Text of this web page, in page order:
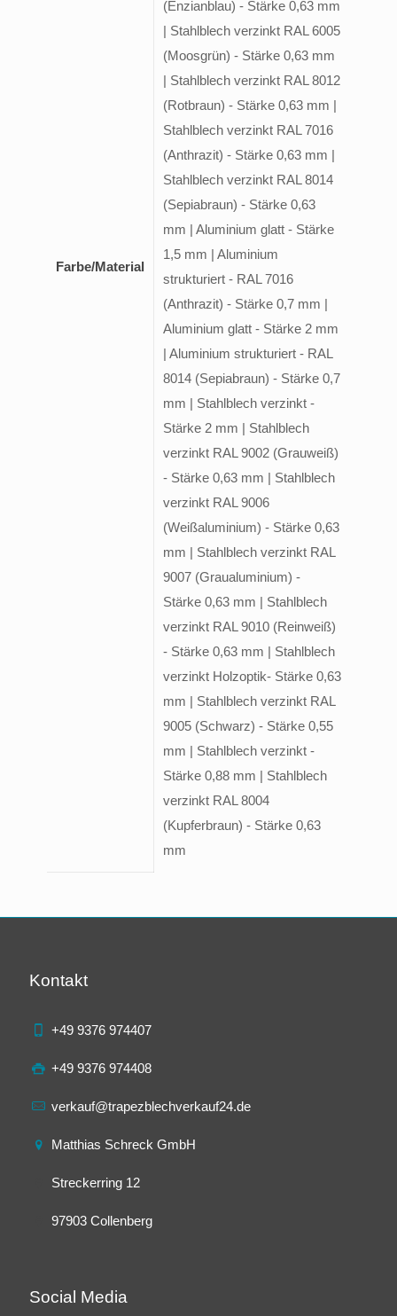
Farbe/Material
(Enzianblau) - Stärke 0,63 mm
| Stahlblech verzinkt RAL 6005
(Moosgrün) - Stärke 0,63 mm
| Stahlblech verzinkt RAL 8012
(Rotbraun) - Stärke 0,63 mm |
Stahlblech verzinkt RAL 7016
(Anthrazit) - Stärke 0,63 mm |
Stahlblech verzinkt RAL 8014
(Sepiabraun) - Stärke 0,63
mm | Aluminium glatt - Stärke
1,5 mm | Aluminium
strukturiert - RAL 7016
(Anthrazit) - Stärke 0,7 mm |
Aluminium glatt - Stärke 2 mm
| Aluminium strukturiert - RAL
8014 (Sepiabraun) - Stärke 0,7
mm | Stahlblech verzinkt -
Stärke 2 mm | Stahlblech
verzinkt RAL 9002 (Grauweiß)
- Stärke 0,63 mm | Stahlblech
verzinkt RAL 9006
(Weißaluminium) - Stärke 0,63
mm | Stahlblech verzinkt RAL
9007 (Graualuminium) -
Stärke 0,63 mm | Stahlblech
verzinkt RAL 9010 (Reinweiß)
- Stärke 0,63 mm | Stahlblech
verzinkt Holzoptik- Stärke 0,63
mm | Stahlblech verzinkt RAL
9005 (Schwarz) - Stärke 0,55
mm | Stahlblech verzinkt -
Stärke 0,88 mm | Stahlblech
verzinkt RAL 8004
(Kupferbraun) - Stärke 0,63
mm
Kontakt
+49 9376 974407
+49 9376 974408
verkauf@trapezblechverkauf24.de
Matthias Schreck GmbH
Streckerring 12
97903 Collenberg
Social Media